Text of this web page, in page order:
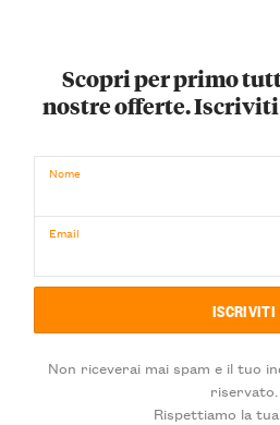
Scopri per primo
nostre offerte.
Nome
Email
Non riceverai mai spam e il tuo
riservato.
Rispettiamo la